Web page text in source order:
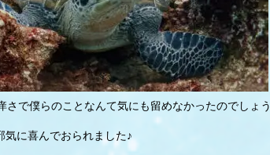
さで僕らのことなんて気にも留めなかったのでしょう
に喜んでおられました♪